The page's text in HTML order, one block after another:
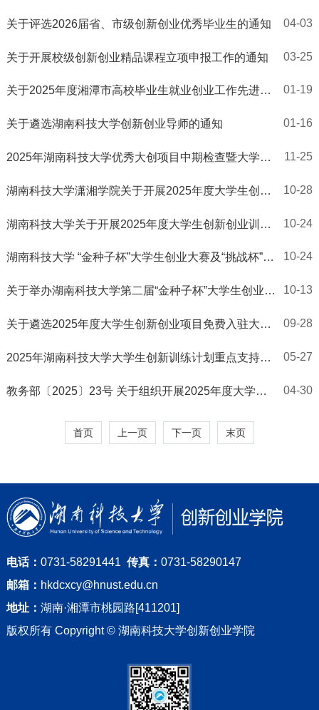
关于评选2026届省、市级创新创业优秀毕业生的通知 04-03
关于开展校级创新创业精品课程立项申报工作的通知 03-25
关于2025年度湘潭市高校毕业生就业创业工作先进个
01-19
关于遴选湖南科技大学创新创业导师的通知 01-16
2025年湖南科技大学优秀大创项目中期检查暨大学生
11-25
湖南科技大学潇湘学院关于开展2025年度大学生创新
10-28
湖南科技大学关于开展2025年度大学生创新创业训练
10-24
湖南科技大学 “金种子杯”大学生创业大赛及“挑战杯”中
10-24
关于举办湖南科技大学第二届“金种子杯”大学生创业大
10-13
关于遴选2025年度大学生创新创业项目免费入驻大学
09-28
2025年湖南科技大学大学生创新训练计划重点支持领
05-27
教务部〔2025〕23号 关于组织开展2025年度大学生
04-30
首页 上一页 下一页 末页
电话： 0731-58291441 传真： 0731-58290147
邮箱： hkdcxcy@hnust.edu.cn
地址： 湖南·湘潭市桃园路[411201]
版权所有 Copyright © 湖南科技大学创新创业学院